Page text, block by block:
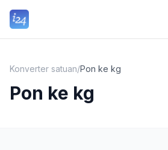
Konverter satuan/Pon ke kg
Pon ke kg